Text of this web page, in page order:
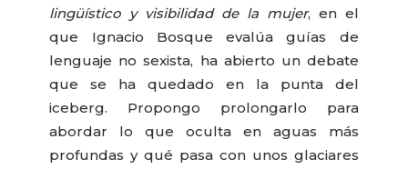
lingüístico y visibilidad de la mujer, en el
que Ignacio Bosque evalúa guías de
lenguaje no sexista, ha abierto un debate
que se ha quedado en la punta del
iceberg. Propongo prolongarlo para
abordar lo que oculta en aguas más
profundas y qué pasa con unos glaciares